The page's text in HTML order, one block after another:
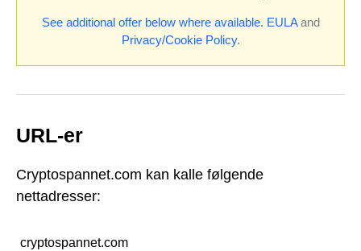
See additional offer below where available. EULAand
Privacy/Cookie Policy.
URL-er
Cryptospannet.com kan kalle følgende
nettadresser:
cryptospannet.com